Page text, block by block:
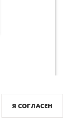
Я СОГЛАСЕН